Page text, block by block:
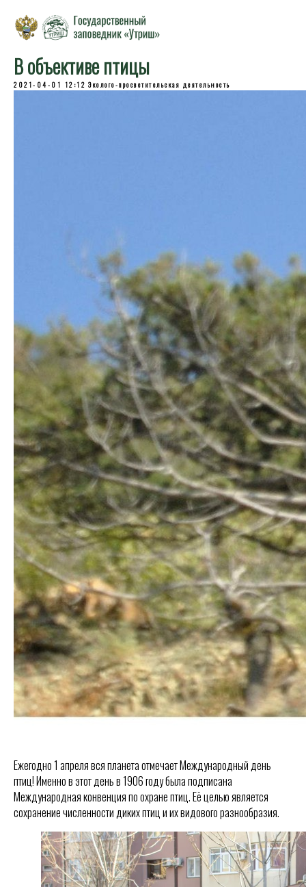
В объективе птицы
2021-04-01 12:12 Эколого-просветительская деятельность
Ежегодно 1 апреля вся планета отмечает Международный день
птиц! Именно в этот день в 1906 году была подписана
Международная конвенция по охране птиц. Её целью является
сохранение численности диких птиц и их видового разнообразия.